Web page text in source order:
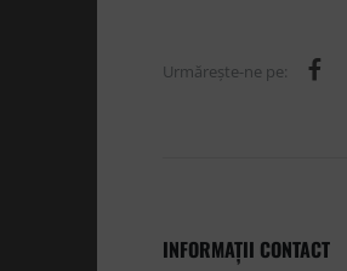
Urmăreşte-ne pe:
INFORMAŢII CONTACT